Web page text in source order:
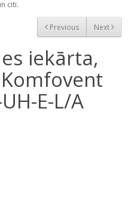
citi.
Previous Next
iekārta,
E-L/A